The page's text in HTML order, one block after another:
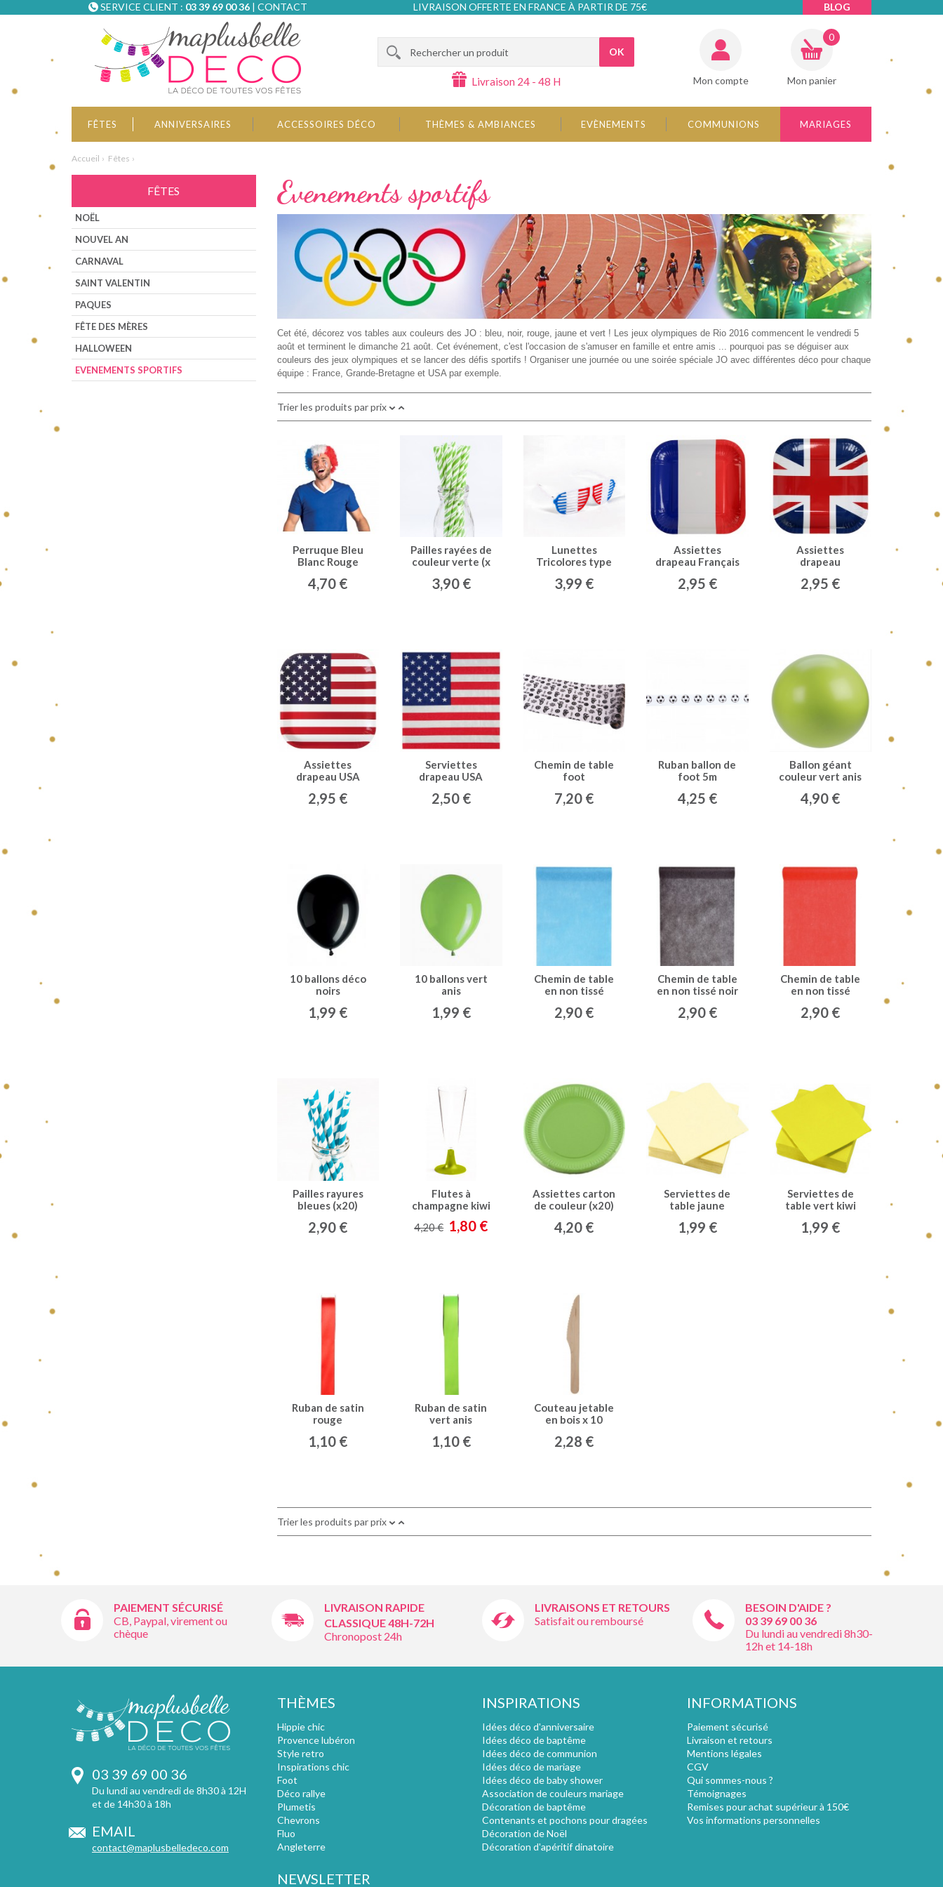
SERVICE CLIENT : 03 39 69 00 36| CONTACT LIVRAISON OFFERTE EN FRANCE À PARTIR DE 75€ BLOG
OK
Livraison 24 - 48 H Mon compte Mon panier
0
FÊTES ANNIVERSAIRES ACCESSOIRES DÉCO THÈMES & AMBIANCES EVÈNEMENTS COMMUNIONS MARIAGES
Accueil Fêtes
FÊTES
NOËL
NOUVEL AN
CARNAVAL
SAINT VALENTIN
PAQUES
FÊTE DES MÈRES
HALLOWEEN
EVENEMENTS SPORTIFS
Evenements sportifs
Cet été, décorez vos tables aux couleurs des JO : bleu, noir, rouge, jaune et vert ! Les jeux olympiques de Rio 2016 commencent le vendredi 5
août et terminent le dimanche 21 août. Cet événement, c'est l'occasion de s'amuser en famille et entre amis ... pourquoi pas se déguiser aux
couleurs des jeux olympiques et se lancer des défis sportifs ! Organiser une journée ou une soirée spéciale JO avec différentes déco pour chaque
équipe : France, Grande-Bretagne et USA par exemple.
Trier les produits par prix
Perruque Bleu
Blanc Rouge
4,70 €
Pailles rayées de
couleur verte (x
3,90 €
Lunettes
Tricolores type
3,99 €
Assiettes
drapeau Français
2,95 €
Assiettes
drapeau
2,95 €
Assiettes
drapeau USA
2,95 €
Serviettes
drapeau USA
2,50 €
Chemin de table
foot
7,20 €
Ruban ballon de
foot 5m
4,25 €
Ballon géant
couleur vert anis
4,90 €
10 ballons déco
noirs
1,99 €
10 ballons vert
anis
1,99 €
Chemin de table
en non tissé
2,90 €
Chemin de table
en non tissé noir
2,90 €
Chemin de table
en non tissé
2,90 €
Pailles rayures
bleues (x20)
2,90 €
Flutes à
champagne kiwi
4,20 € 1,80 €
Assiettes carton
de couleur (x20)
4,20 €
Serviettes de
table jaune
1,99 €
Serviettes de
table vert kiwi
1,99 €
Ruban de satin
rouge
1,10 €
Ruban de satin
vert anis
1,10 €
Couteau jetable
en bois x 10
2,28 €
Trier les produits par prix
PAIEMENT SÉCURISÉ
CB, Paypal, virement ou
chèque
LIVRAISON RAPIDE
CLASSIQUE 48H-72H
Chronopost 24h
LIVRAISONS ET RETOURS
Satisfait ou remboursé
BESOIN D'AIDE ?
03 39 69 00 36
Du lundi au vendredi 8h30-
12h et 14-18h
03 39 69 00 36
Du lundi au vendredi de 8h30 à 12H
et de 14h30 à 18h
EMAIL
contact@maplusbelledeco.com
THÈMES
Hippie chic
Provence lubéron
Style retro
Inspirations chic
Foot
Déco rallye
Plumetis
Chevrons
Fluo
Angleterre
INSPIRATIONS
Idées déco d'anniversaire
Idées déco de baptême
Idées déco de communion
Idées déco de mariage
Idées déco de baby shower
Association de couleurs mariage
Décoration de baptême
Contenants et pochons pour dragées
Décoration de Noël
Décoration d'apéritif dinatoire
INFORMATIONS
Paiement sécurisé
Livraison et retours
Mentions légales
CGV
Qui sommes-nous ?
Témoignages
Remises pour achat supérieur à 150€
Vos informations personnelles
NEWSLETTER